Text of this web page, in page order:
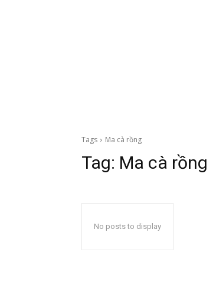
Tags Ma cà rồng
Tag: Ma cà rồng
No posts to display